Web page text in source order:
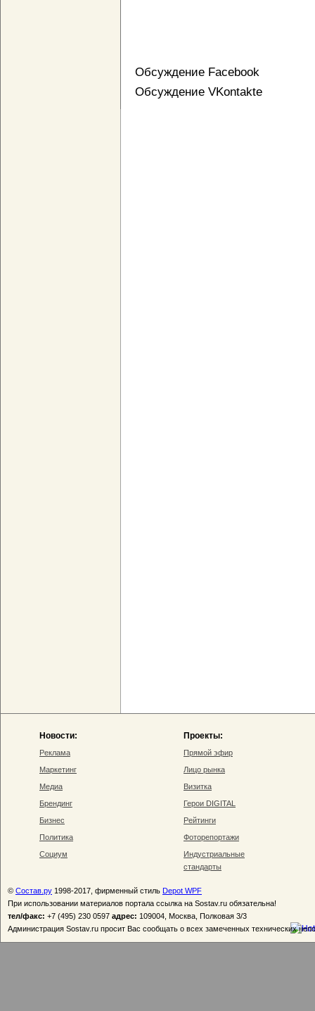
Обсуждение Facebook
Обсуждение VKontakte
Новости:
Реклама
Маркетинг
Медиа
Брендинг
Бизнес
Политика
Социум
Проекты:
Прямой эфир
Лицо рынка
Визитка
Герои DIGITAL
Рейтинги
Фоторепортажи
Индустриальные
стандарты
© Состав.ру 1998-2017, фирменный стиль Depot WPF
При использовании материалов портала ссылка на Sostav.ru обязательна!
тел/факс: +7 (495) 230 0597 адрес: 109004, Москва, Полковая 3/3
Администрация Sostav.ru просит Вас сообщать о всех замеченных технических